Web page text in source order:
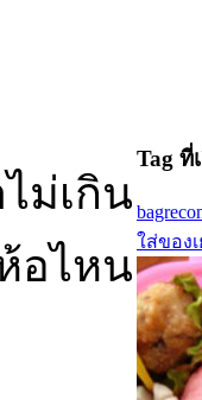
ม่เกิน
อไหน
Tag ที่
ใส่ของ